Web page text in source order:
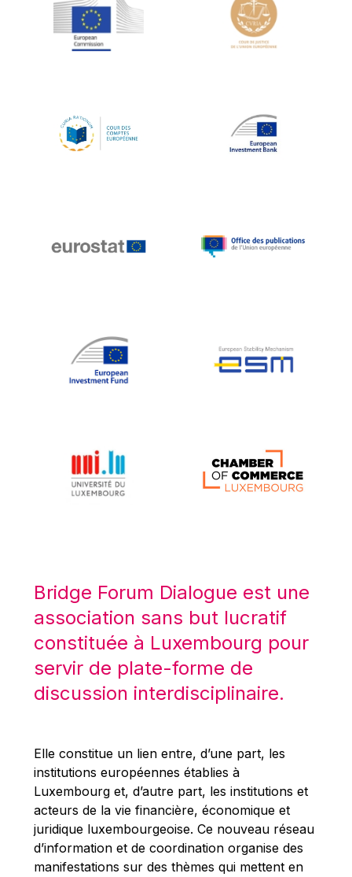
Jean-Louis Schiltz
Jean-Victor Louis
Johnny Åkerholm
Katharien L.C. Hunt
Klaus-Heiner Lehne
Koen LENAERTS
Lars Heikensten
Lucas Papademos
Máire Geoghegan-Quinn
Mario Centeno
Mario Monti
Maroš ŠEFČOVIČ
Martin Bailey
Martine Reicherts
Michael Sohlman
Michel Goedert
Mireille Delmas-Marty
Nobuo Tanaka
Otmar Issing
Bridge Forum Dialogue est une
association sans but lucratif
constituée à Luxembourg pour
servir de plate-forme de
discussion interdisciplinaire.
Elle constitue un lien entre, d’une part, les
institutions européennes établies à
Luxembourg et, d’autre part, les institutions et
acteurs de la vie financière, économique et
juridique luxembourgeoise. Ce nouveau réseau
d’information et de coordination organise des
manifestations sur des thèmes qui mettent en